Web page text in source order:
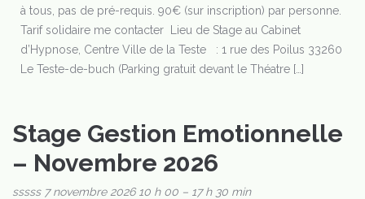
à tous, pas de pré-requis. 90€ (sur inscription) par personne.
Tarif solidaire me contacter Lieu de Stage au Cabinet
d’Hypnose, Centre Ville de la Teste : 1 rue des Poilus 33260
Le Teste-de-buch (Parking gratuit devant le Théatre […]
Stage Gestion Emotionnelle
– Novembre 2026
sssss 7 novembre 2026 10 h 00 – 17 h 30 min